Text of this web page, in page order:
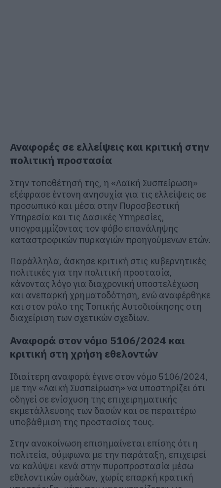
Αναφορές σε ελλείψεις και κριτική στην
πολιτική προστασία
Στην τοποθέτησή της, η «Λαϊκή Συσπείρωση»
εξέφρασε έντονη ανησυχία για τις ελλείψεις σε
προσωπικό και μέσα στην Πυροσβεστική
Υπηρεσία και τις Δασικές Υπηρεσίες,
υπογραμμίζοντας τον φόβο επανάληψης
καταστροφικών πυρκαγιών προηγούμενων ετών.
Παράλληλα, άσκησε κριτική στις κυβερνητικές
πολιτικές για την πολιτική προστασία,
κάνοντας λόγο για διαχρονική υποστελέχωση
και ανεπαρκή χρηματοδότηση, ενώ αναφέρθηκε
και στον ρόλο της Τοπικής Αυτοδιοίκησης στη
διαχείριση των σχετικών σχεδίων.
Αναφορά στον νόμο 5106/2024 και
κριτική στη χρήση εθελοντών
Ιδιαίτερη αναφορά έγινε στον νόμο 5106/2024,
με την «Λαϊκή Συσπείρωση» να υποστηρίζει ότι
οδηγεί σε ενίσχυση της επιχειρηματικής
εκμετάλλευσης των δασών και σε περαιτέρω
υποβάθμιση της προστασίας τους.
Στην ανακοίνωση επισημαίνεται επίσης ότι η
πολιτεία, σύμφωνα με την παράταξη, επιχειρεί
να καλύψει κενά στην πυροπροστασία μέσω
εθελοντικών ομάδων, χωρίς επαρκή κρατική